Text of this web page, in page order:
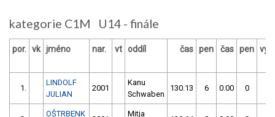
kategorie C1M U14 - finále
por. vk jméno nar. vt oddíl čas pen čas pen
1.
LINDOLF
JULIAN
2001
Kanu
Schwaben
130.13 6 0.00 0
OŠTRBENK
Mitja